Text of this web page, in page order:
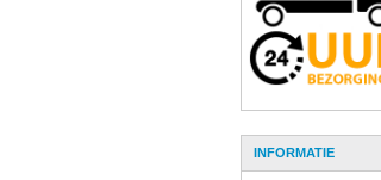
INFORMATIE